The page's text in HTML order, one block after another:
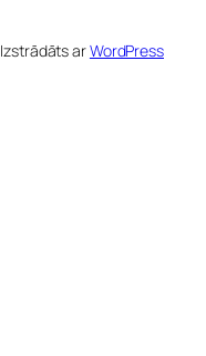
Izstrādāts arWordPress